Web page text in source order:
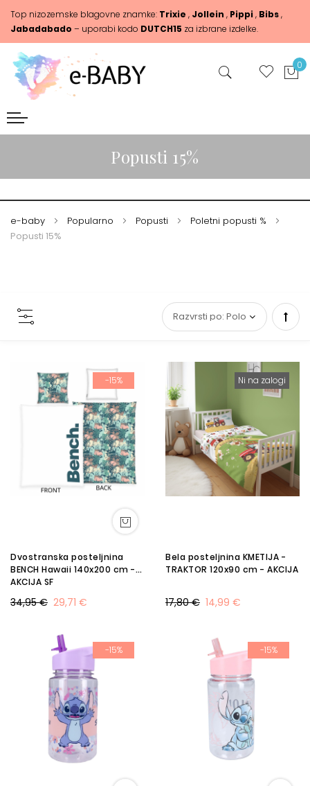
Top nizozemske blagovne znamke: Trixie , Jollein , Pippi, Bibs,
Jabadabado – uporabi kodo DUTCH15 za izbrane izdelke.
0
Popusti 15%
e-baby Popularno Popusti
Poletni popusti %
Popusti 15%
Set
-15%
Dvostranska posteljnina
BENCH Hawaii 140x200 cm -
AKCIJA SF
29,71 €
34,95 €
Ni na zalogi
Bela posteljnina KMETIJA -
TRAKTOR 120x90 cm - AKCIJA
14,99 €
17,80 €
-15% -15%